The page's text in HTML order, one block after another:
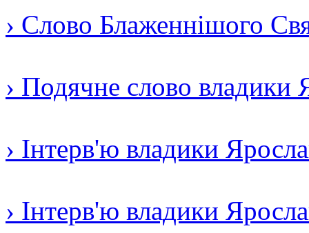
› Слово Блаженнішого
› Подячне слово владики
› Інтерв'ю владики
› Інтерв'ю владики